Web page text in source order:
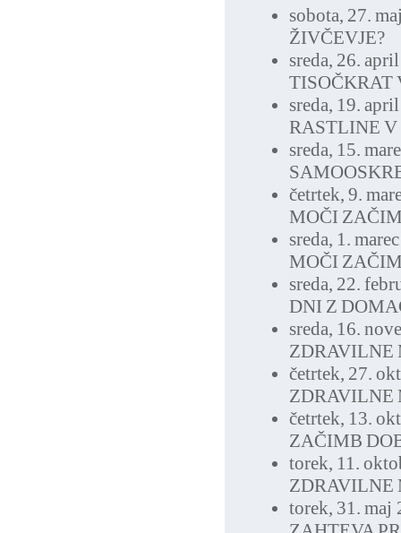
sobota, 27.
ŽIVČEVJE?
sreda, 26.
TISOČKRAT
sreda, 19.
RASTLINE
sreda, 15.
četrtek, 9.
MOČI
sreda, 1.
MOČI
sreda, 22.
DNI Z
sreda, 16.
ZDRAVILNE
četrtek, 27.
ZDRAVILNE
četrtek, 13.
ZAČIMB
torek, 11.
ZDRAVILNE
torek, 31. maj